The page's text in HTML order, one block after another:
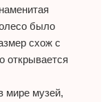
было
схож с
открывается
мире музей,